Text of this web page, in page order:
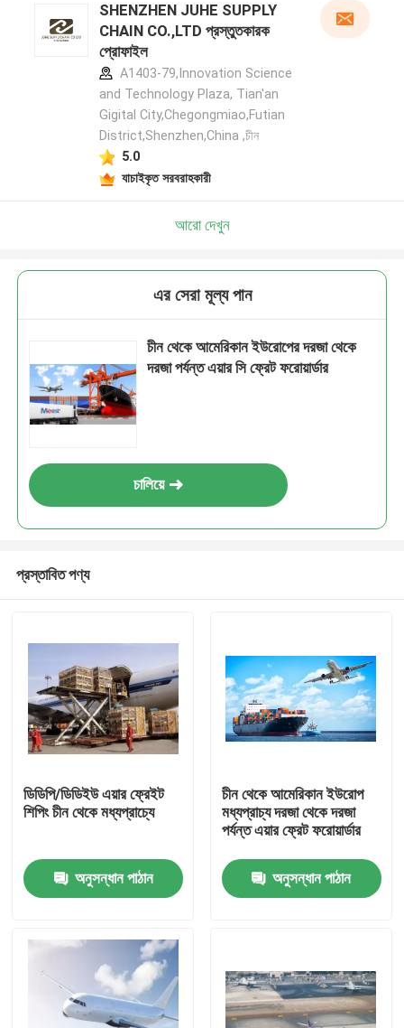
SHENZHEN JUHE SUPPLY
CHAIN CO.,LTD প্রস্তুতকারক
প্রোফাইল
A1403-79,Innovation Science
and Technology Plaza, Tian'an
Gigital City,Chegongmiao,Futian
District,Shenzhen,China ,চীন
5.0
যাচাইকৃত সরবরাহকারী
আরো দেখুন
এর সেরা মূল্য পান
চীন থেকে আমেরিকান ইউরোপের দরজা থেকে
দরজা পর্যন্ত এয়ার সি ফ্রেট ফরোয়ার্ডার
চালিয়ে
প্রস্তাবিত পণ্য
ডিডিপি/ডিডিইউ এয়ার ফ্রেইট
শিপিং চীন থেকে মধ্যপ্রাচ্যে
অনুসন্ধান পাঠান
চীন থেকে আমেরিকান ইউরোপ
মধ্যপ্রাচ্য দরজা থেকে দরজা
পর্যন্ত এয়ার ফ্রেট ফরোয়ার্ডার
অনুসন্ধান পাঠান